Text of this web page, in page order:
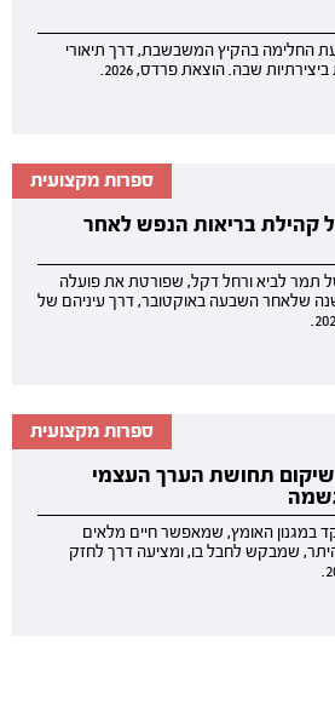
החלימה בהקיץ המשבשבת, דרך תיאורי
שבה. הוצאת פרדס, 2026.
ספרות מקצועית
קהילת בריאות הנפש לאחר
תמר לביא ורחל דקל, שפורטת את פועלה
שלאחר השבעה באוקטובר, דרך עיניהם של
ספרות מקצועית
תחושת הערך העצמי
במגנון האומץ, שמאפשר חיים מלאים
היתר, שמבקש לחבל בו, ומציעה דרך לחזק